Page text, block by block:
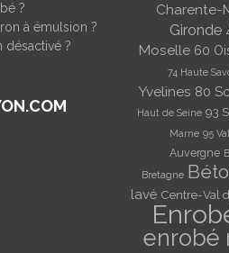
?
à émulsion ?
désactivé ?
Charente-
Gironde
Moselle 60
74 Haute
Yvelines 80
Haut de Seine 93
Marne 95
Auvergne
Bretagne
lavé Centre-Val
enrobé